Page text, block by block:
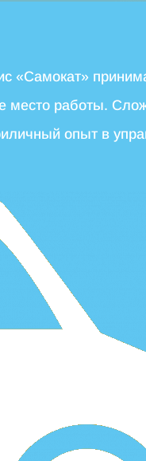
«Самокат»
место работы.
опыт в